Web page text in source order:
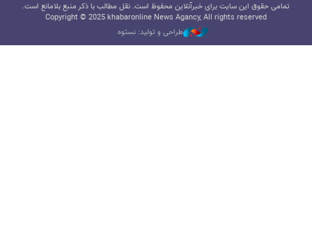
تمامی حقوق این سایت برای خبرآنلاین محفوظ است. نقل مطالب با ذکر منبع بلامانع است.
Copyright © 2025 khabaronline News Agancy, All rights reserved
طراحی و تولید: نستوه